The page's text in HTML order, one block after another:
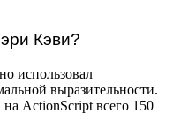
Кэви?
использовал
выразительности.
на ActionScript всего 150